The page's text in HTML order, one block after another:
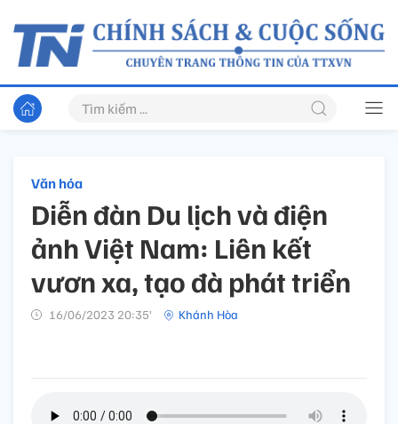
Văn hóa
Diễn đàn Du lịch và điện
ảnh Việt Nam: Liên kết
vươn xa, tạo đà phát triển
16/06/2023 20:35’ Khánh Hòa